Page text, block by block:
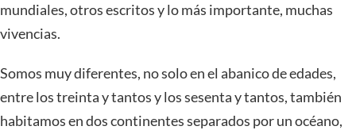
mundiales, otros escritos y lo más importante, muchas
vivencias.
Somos muy diferentes, no solo en el abanico de edades,
entre los treinta y tantos y los sesenta y tantos, también
habitamos en dos continentes separados por un océano,